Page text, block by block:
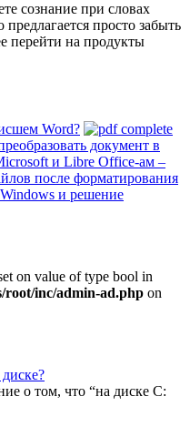
сознание при словах
предлагается просто забыть
перейти на продукты
Word?
документ в
и Libre Office-ам –
после форматирования
и решение
on value of type bool in
root/inc/admin-ad.php on
о том, что “на диске C: